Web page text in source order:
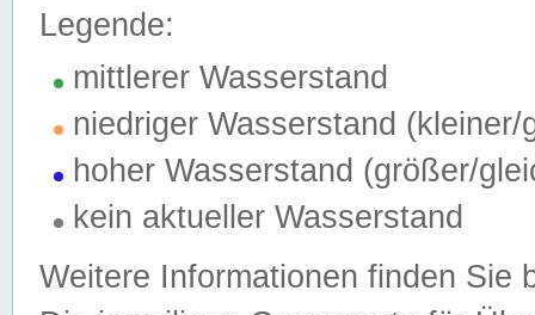
Legende:
mittlerer Wasserstand
niedriger Wasserstand (kleiner/
hoher Wasserstand (größer/
kein aktueller Wasserstand
Weitere Informationen finden Sie